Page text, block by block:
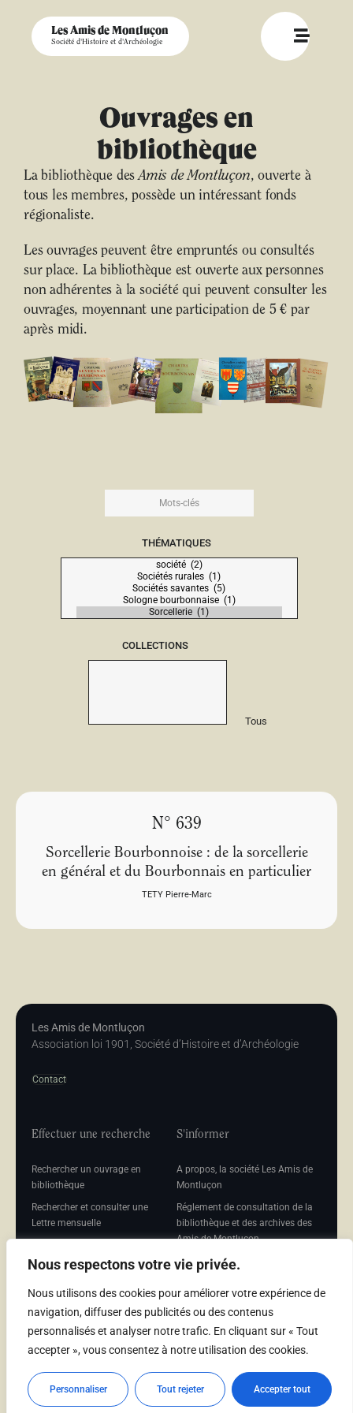
Nous respectons votre vie privée.
Nous utilisons des cookies pour améliorer votre expérience de
navigation, diffuser des publicités ou des contenus
personnalisés et analyser notre trafic. En cliquant sur « Tout
accepter », vous consentez à notre utilisation des cookies.
Personnaliser Tout rejeter Accepter tout
Les Amis de Montluçon
Société d'Histoire et d'Archéologie
Ouvrages en
bibliothèque
La bibliothèque desAmis de Montluçon, ouverte à
tous les membres, possède un intéressant fonds
régionaliste.
Les ouvrages peuvent être empruntés ou consultés
sur place. La bibliothèque est ouverte aux personnes
non adhérentes à la société qui peuvent consulter les
ouvrages, moyennant une participation de 5 € par
après midi.
THÉMATIQUES
COLLECTIONS
Tous
N° 639
Sorcellerie Bourbonnoise : de la sorcellerie
en général et du Bourbonnais en particulier
TETY Pierre-Marc
Les Amis de Montluçon
Association loi 1901, Société d’Histoire et d’Archéologie
Contact
Effectuer une recherche
Rechercher un ouvrage en
bibliothèque
Rechercher et consulter une
Lettre mensuelle
mensuelle
S'informer
A propos, la société Les Amis de
Montluçon
Réglement de consultation de la
bibliothèque et des archives des
Amis de Montluçon
Mentions légales
Adhérer